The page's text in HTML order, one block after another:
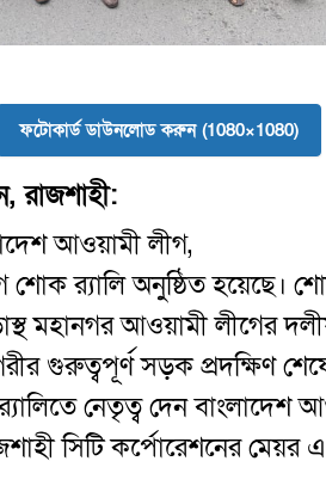
ফটোকার্ড ডাউনলোড করুন (1080×1080)
রাজশাহী:
আওয়ামী লীগ,
র‌্যালি অনুষ্ঠিত হয়েছে।
মহানগর আওয়ামী লীগের
গুরুত্বপূর্ণ সড়ক প্রদক্ষিণ
নেতৃত্ব দেন বাংলাদেশ
সিটি কর্পোরেশনের